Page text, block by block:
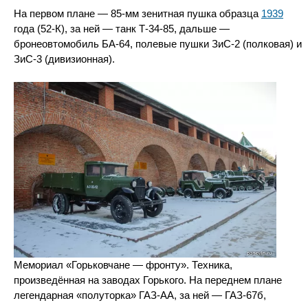
На первом плане — 85-мм зенитная пушка образца 1939
года (52-К), за ней — танк Т-34-85, дальше —
бронеовтомобиль БА-64, полевые пушки ЗиС-2 (полковая) и
ЗиС-3 (дивизионная).
Мемориал «Горьковчане — фронту». Техника,
произведённая на заводах Горького. На переднем плане
легендарная «полуторка» ГАЗ-АА, за ней — ГАЗ-67б,